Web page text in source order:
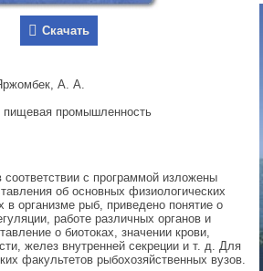
Скачать
А. А.
пищевая промышленность
соответствии с программой изложены
об основных физиологических
в организме рыб, приведено понятие о
работе различных органов и
о биотоках, значении крови,
желез внутренней секреции и т. д. Для
факультетов рыбохозяйственных вузов.